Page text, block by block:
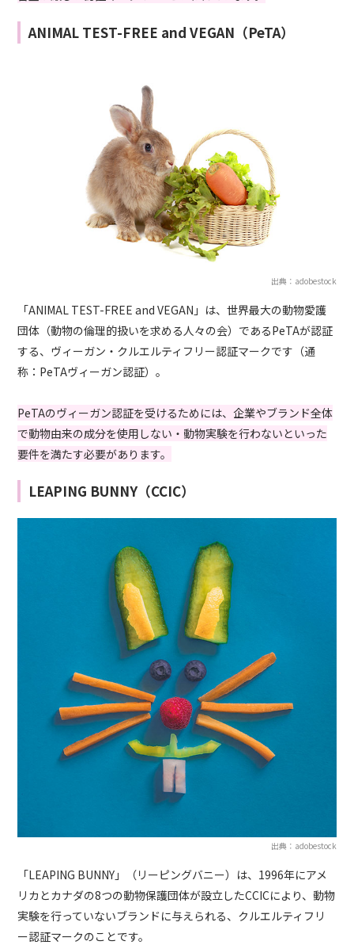
ANIMAL TEST-FREE and VEGAN（PeTA）
出典：adobestock
「ANIMAL TEST-FREE and VEGAN」は、世界最大の動物愛護
団体（動物の倫理的扱いを求める人々の会）であるPeTAが認証
する、ヴィーガン・クルエルティフリー認証マークです（通
称：PeTAヴィーガン認証）。
PeTAのヴィーガン認証を受けるためには、企業やブランド全体
で動物由来の成分を使用しない・動物実験を行わないといった
要件を満たす必要があります。
LEAPING BUNNY（CCIC）
出典：adobestock
「LEAPING BUNNY」（リーピングバニー）は、1996年にアメ
リカとカナダの8つの動物保護団体が設立したCCICにより、動物
実験を行っていないブランドに与えられる、クルエルティフリ
ー認証マークのことです。